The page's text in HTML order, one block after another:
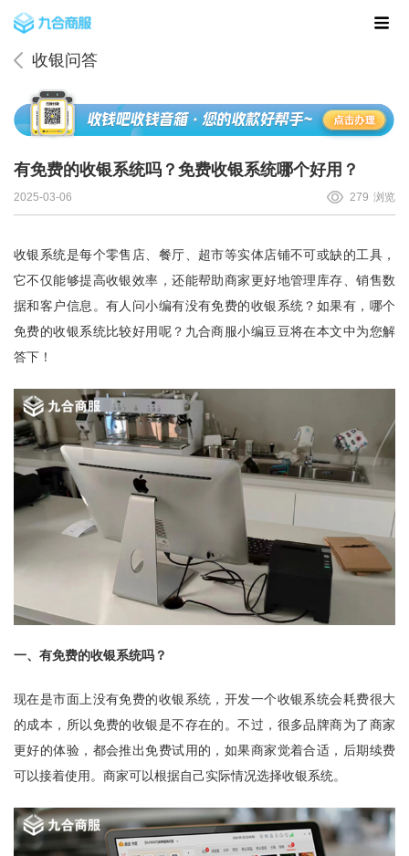
收银问答
有免费的收银系统吗？免费收银系统哪个好用？
279 浏览
2025-03-06
收银系统是每个零售店、餐厅、超市等实体店铺不可或缺的工具，
它不仅能够提高收银效率，还能帮助商家更好地管理库存、销售数
据和客户信息。有人问小编有没有免费的收银系统？如果有，哪个
免费的收银系统比较好用呢？ 九合商服小编豆豆将在本文中为您解
答下！
一、有免费的收银系统吗？
现在是市面上没有免费的收银系统，开发一个收银系统会耗费很大
的成本，所以免费的收银是不存在的。不过，很多品牌商为了商家
更好的体验，都会推出免费试用的，如果商家觉着合适，后期续费
可以接着使用。商家可以根据自己实际情况选择收银系统。